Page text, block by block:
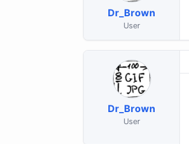
Dr_Brown
User
Dr_Brown
User